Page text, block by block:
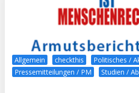
Allgemein checkthis
Politisches /
Pressemitteilungen / PM
Studien /